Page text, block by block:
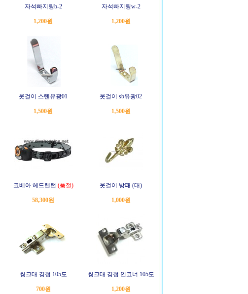
자석빠지링b-2
1,200원
자석빠지링w-2
1,200원
옷걸이 스텐유광01
1,500원
옷걸이 sb유광02
1,500원
코베아 헤드랜턴 (품절)
58,300원
옷걸이 방패 (대)
1,000원
씽크대 경첩 105도
700원
씽크대 경첩 인코너 105도
1,200원